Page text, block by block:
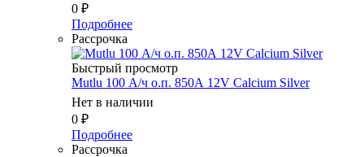
0 ₽
Подробнее
Рассрочка
Быстрый просмотр
Mutlu 100 А/ч о.п. 850А 12V Calcium Silver
Нет в наличии
0 ₽
Подробнее
Рассрочка